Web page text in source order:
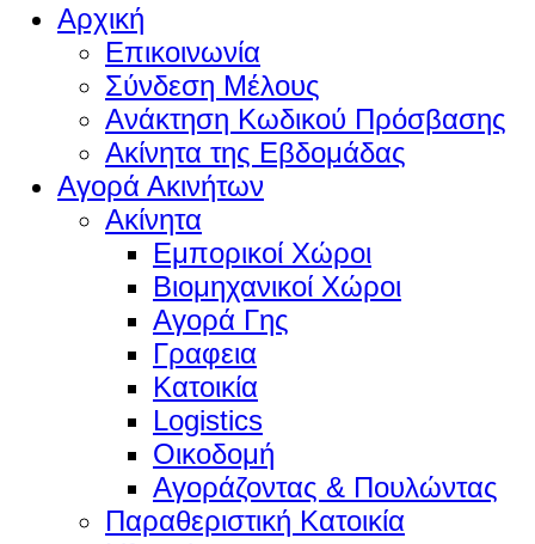
Αρχική
Επικοινωνία
Σύνδεση Μέλους
Ανάκτηση Κωδικού Πρόσβασης
Ακίνητα της Εβδομάδας
Αγορά Ακινήτων
Ακίνητα
Εμπορικοί Χώροι
Βιομηχανικοί Χώροι
Αγορά Γης
Γραφεια
Κατοικία
Logistics
Οικοδομή
Αγοράζοντας & Πουλώντας
Παραθεριστική Κατοικία